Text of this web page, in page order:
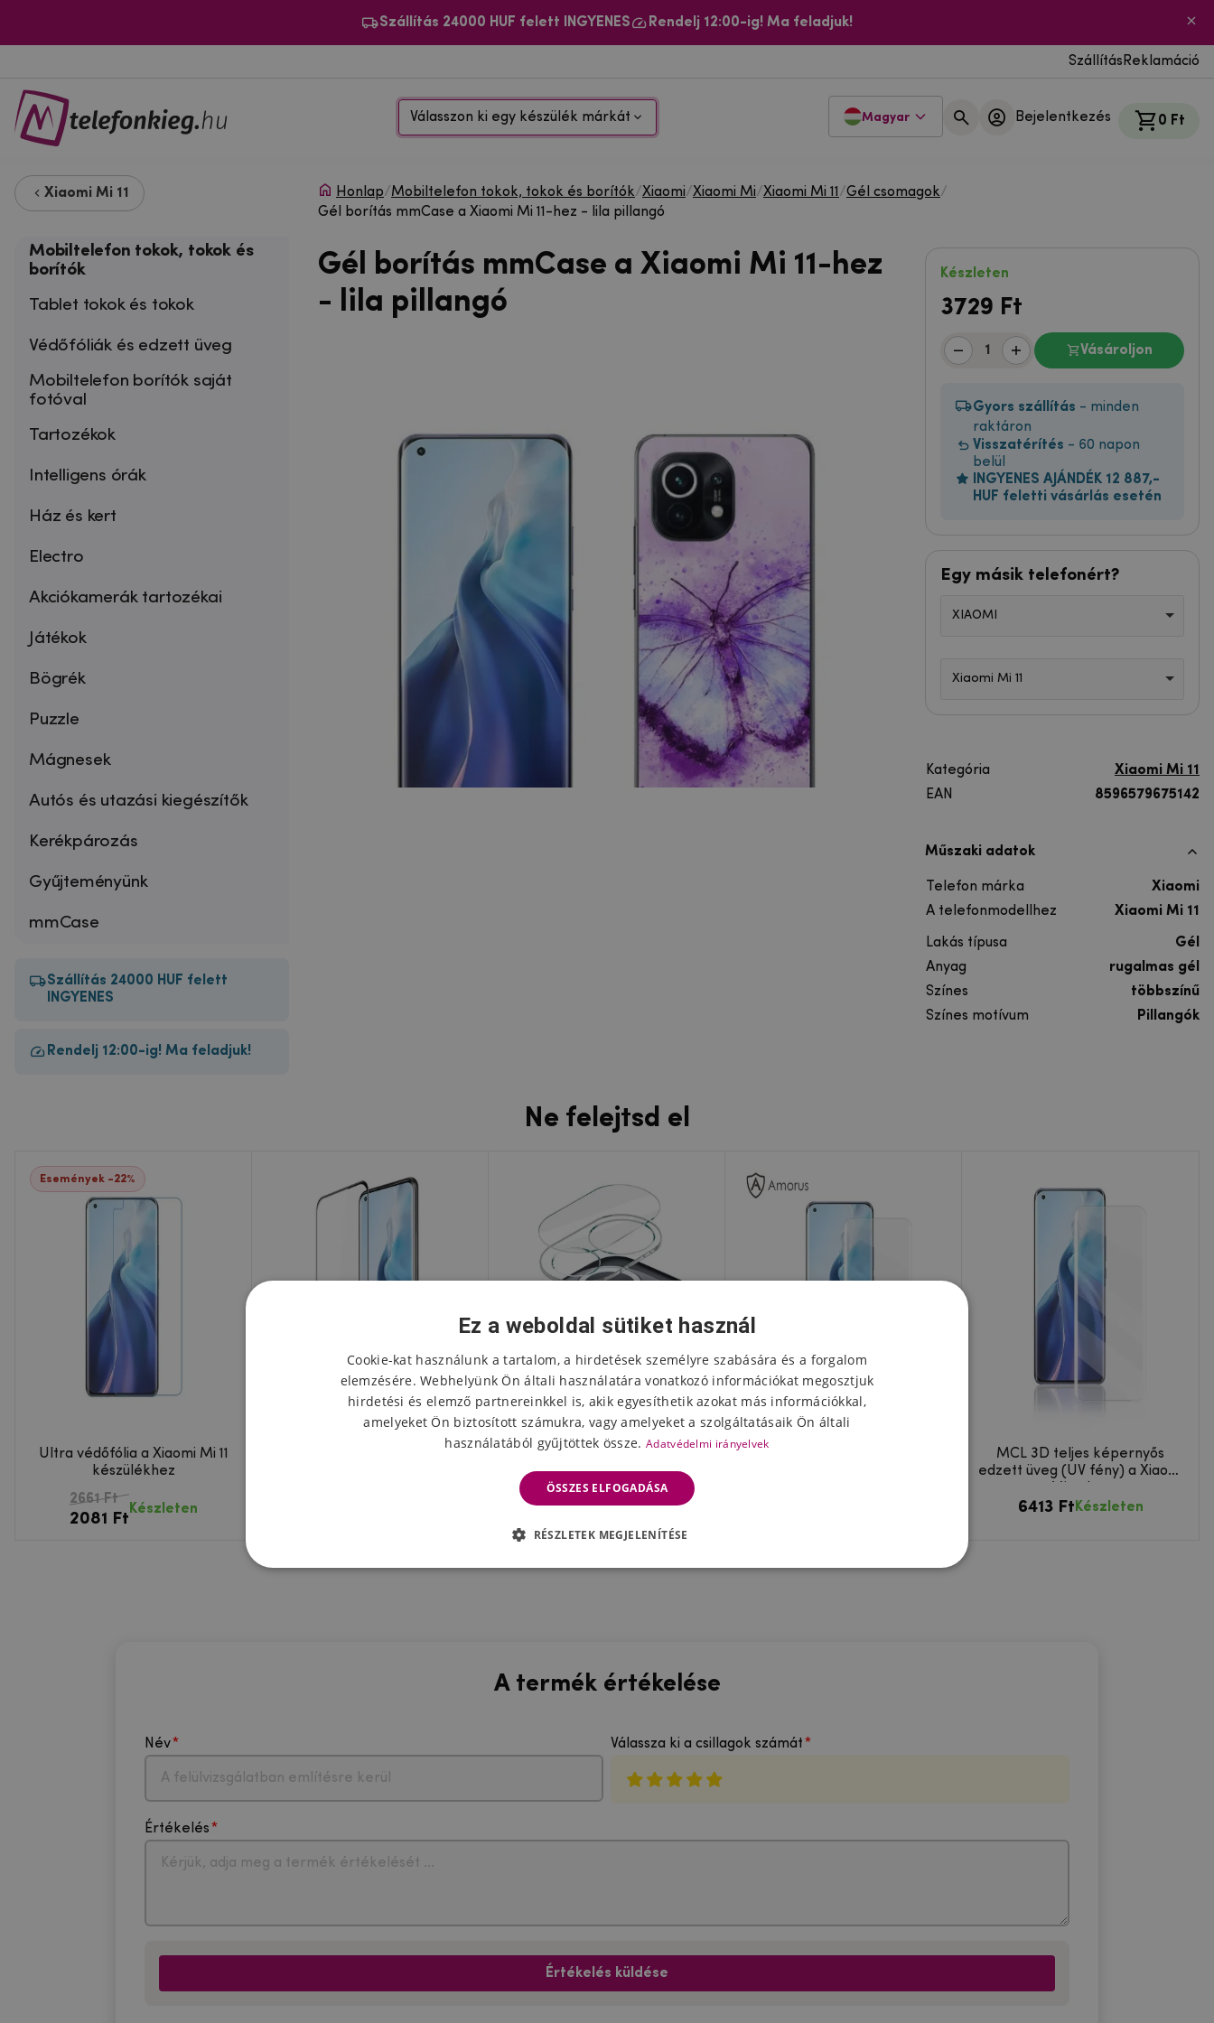
Szállítás 24000 HUF felett INGYENES Rendelj 12:00-ig! Ma feladjuk!
Szállítás Reklamáció
Válasszon ki egy készülék márkát Magyar Bejelentkezés 0 Ft
Xiaomi Mi 11
Mobiltelefon tokok, tokok és
borítók
Tablet tokok és tokok
Védőfóliák és edzett üveg
Mobiltelefon borítók saját
fotóval
Tartozékok
Intelligens órák
Ház és kert
Electro
Akciókamerák tartozékai
Játékok
Bögrék
Puzzle
Mágnesek
Autós és utazási kiegészítők
Kerékpározás
Gyűjteményünk
mmCase
Szállítás 24000 HUF felett
INGYENES
Rendelj 12:00-ig! Ma feladjuk!
Honlap/Mobiltelefon tokok, tokok és borítók/Xiaomi/Xiaomi Mi/Xiaomi Mi 11 /Gél csomagok/
Gél borítás mmCase a Xiaomi Mi 11-hez - lila pillangó
Gél borítás mmCase a Xiaomi Mi 11-hez
- lila pillangó
Készleten
3729 Ft
Vásároljon
Gyors szállítás - minden
raktáron
Visszatérítés - 60 napon
belül
INGYENES AJÁNDÉK 12 887,-
HUF feletti vásárlás esetén
Egy másik telefonért?
XIAOMI
Xiaomi Mi 11
Kategória
Xiaomi Mi 11
EAN
8596579675142
Műszaki adatok
Telefon márka
Xiaomi
A telefonmodellhez
Xiaomi Mi 11
Lakás típusa
Gél
Anyag
rugalmas gél
Színes
többszínű
Színes motívum
Pillangók
Ne felejtsd el
Események -22%
Ultra védőfólia a Xiaomi Mi 11
készülékhez
2661 Ft
2081 Ft
Készleten
IMK edzett üvegből készült
kamera lencse a Xiaomi Mi 11-
en
1781 FtKészleten
MCL 3D teljes képernyős
edzett üveg (UV fény) a Xiaomi
6413 Ft Készleten
A termék értékelése
Név Válassza ki a csillagok számát
Értékelés
Értékelés küldése
Ez a weboldal sütiket használ
Cookie-kat használunk a tartalom, a hirdetések személyre szabására és a forgalom
elemzésére. Webhelyünk Ön általi használatára vonatkozó információkat megosztjuk
hirdetési és elemző partnereinkkel is, akik egyesíthetik azokat más információkkal,
amelyeket Ön biztosított számukra, vagy amelyeket a szolgáltatásaik Ön általi
használatából gyűjtöttek össze. Adatvédelmi irányelvek
ÖSSZES ELFOGADÁSA
RÉSZLETEK MEGJELENÍTÉSE